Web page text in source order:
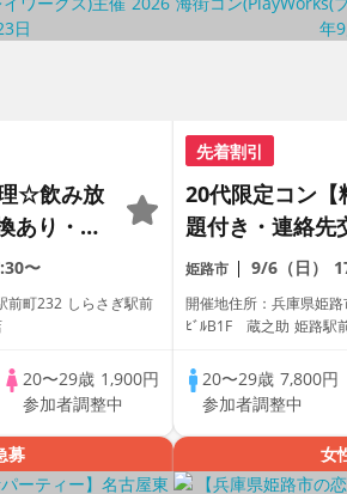
☆飲み放
あり・完
数・初
イワーク
〜
前町232 しらさぎ駅前
20〜29歳 1,900円
参加者調整中
先着割引
20代限定コン
題付き・連絡先
全着席型】１名
参加も大歓迎☆
ス主催☆
姫路市 9/6（日）
開催地住所：兵庫県姫
ﾋﾞﾙB1F 蔵之助 姫路駅
20〜29歳7,800円
参加者調整中
募 女